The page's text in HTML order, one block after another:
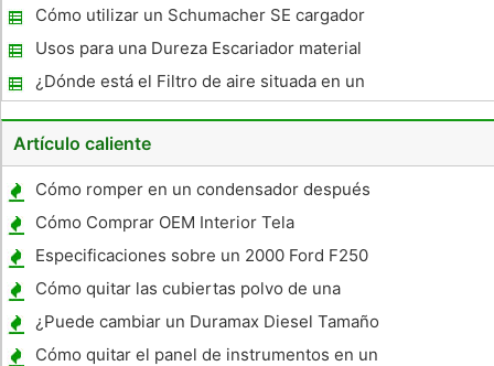
Cómo utilizar un Schumacher SE cargador
de batería
Usos para una Dureza Escariador material
¿Dónde está el Filtro de aire situada en un
Pontiac?
Artículo caliente
Cómo romper en un condensador después
de la instalación
Cómo Comprar OEM Interior Tela
Especificaciones sobre un 2000 Ford F250
tracción en las cuatro ruedas
Cómo quitar las cubiertas polvo de una
Harley Tenedor
¿Puede cambiar un Duramax Diesel Tamaño
de las cubiertas afectar Kilometraje ?
Cómo quitar el panel de instrumentos en un